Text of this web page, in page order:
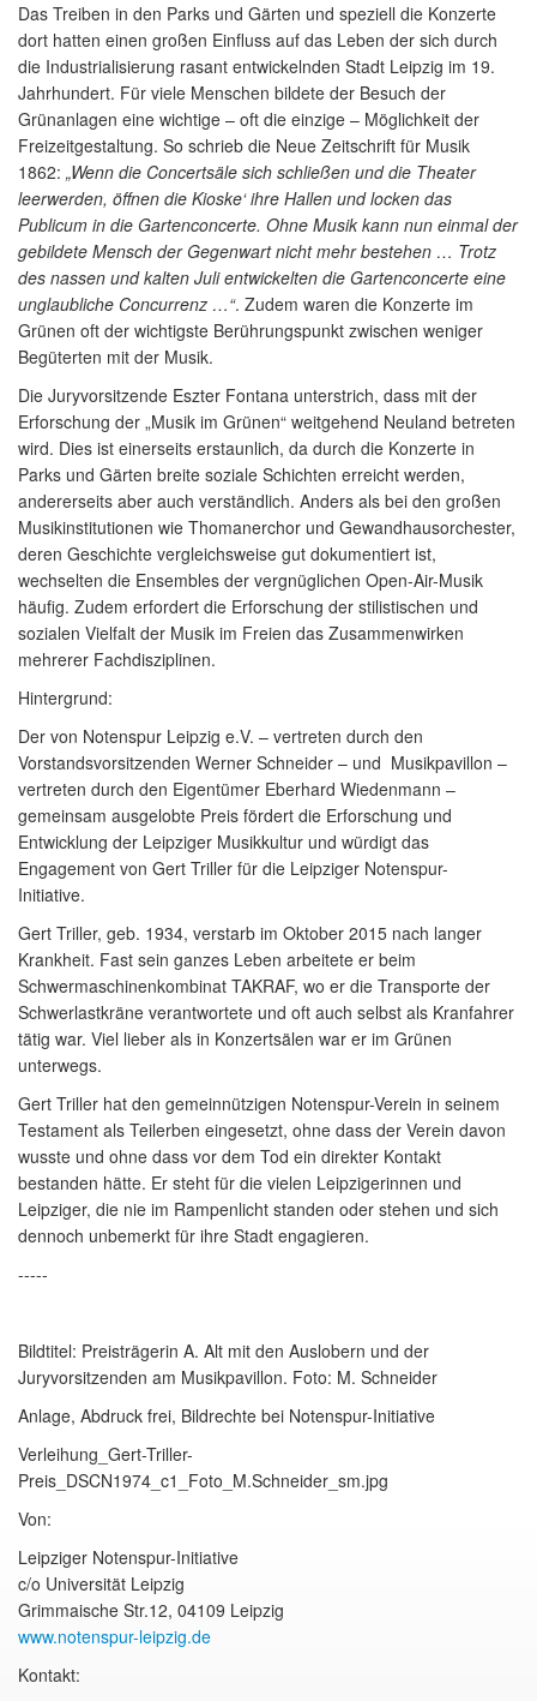
Das Treiben in den Parks und Gärten und speziell die Konzerte
dort hatten einen großen Einfluss auf das Leben der sich durch
die Industrialisierung rasant entwickelnden Stadt Leipzig im 19.
Jahrhundert. Für viele Menschen bildete der Besuch der
Grünanlagen eine wichtige – oft die einzige – Möglichkeit der
Freizeitgestaltung. So schrieb die Neue Zeitschrift für Musik
1862: „Wenn die Concertsäle sich schließen und die Theater
leerwerden, öffnen die Kioske‘ ihre Hallen und locken das
Publicum in die Gartenconcerte. Ohne Musik kann nun einmal der
gebildete Mensch der Gegenwart nicht mehr bestehen … Trotz
des nassen und kalten Juli entwickelten die Gartenconcerte eine
unglaubliche Concurrenz …“. Zudem waren die Konzerte im
Grünen oft der wichtigste Berührungspunkt zwischen weniger
Begüterten mit der Musik.
Die Juryvorsitzende Eszter Fontana unterstrich, dass mit der
Erforschung der „Musik im Grünen“ weitgehend Neuland betreten
wird. Dies ist einerseits erstaunlich, da durch die Konzerte in
Parks und Gärten breite soziale Schichten erreicht werden,
andererseits aber auch verständlich. Anders als bei den großen
Musikinstitutionen wie Thomanerchor und Gewandhausorchester,
deren Geschichte vergleichsweise gut dokumentiert ist,
wechselten die Ensembles der vergnüglichen Open-Air-Musik
häufig. Zudem erfordert die Erforschung der stilistischen und
sozialen Vielfalt der Musik im Freien das Zusammenwirken
mehrerer Fachdisziplinen.
Hintergrund:
Der von Notenspur Leipzig e.V. – vertreten durch den
Vorstandsvorsitzenden Werner Schneider – und Musikpavillon –
vertreten durch den Eigentümer Eberhard Wiedenmann –
gemeinsam ausgelobte Preis fördert die Erforschung und
Entwicklung der Leipziger Musikkultur und würdigt das
Engagement von Gert Triller für die Leipziger Notenspur-
Initiative.
Gert Triller, geb. 1934, verstarb im Oktober 2015 nach langer
Krankheit. Fast sein ganzes Leben arbeitete er beim
Schwermaschinenkombinat TAKRAF, wo er die Transporte der
Schwerlastkräne verantwortete und oft auch selbst als Kranfahrer
tätig war. Viel lieber als in Konzertsälen war er im Grünen
unterwegs.
Gert Triller hat den gemeinnützigen Notenspur-Verein in seinem
Testament als Teilerben eingesetzt, ohne dass der Verein davon
wusste und ohne dass vor dem Tod ein direkter Kontakt
bestanden hätte. Er steht für die vielen Leipzigerinnen und
Leipziger, die nie im Rampenlicht standen oder stehen und sich
dennoch unbemerkt für ihre Stadt engagieren.
-----
Bildtitel: Preisträgerin A. Alt mit den Auslobern und der
Juryvorsitzenden am Musikpavillon. Foto: M. Schneider
Anlage, Abdruck frei, Bildrechte bei Notenspur-Initiative
Verleihung_Gert-Triller-
Preis_DSCN1974_c1_Foto_M.Schneider_sm.jpg
Von:
Leipziger Notenspur-Initiative
c/o Universität Leipzig
Grimmaische Str.12, 04109 Leipzig
www.notenspur-leipzig.de
Kontakt: